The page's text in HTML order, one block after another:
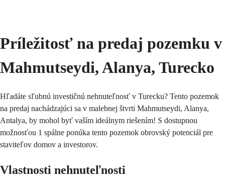
Príležitosť na predaj pozemku v
Mahmutseydi, Alanya, Turecko
Hľadáte sľubnú investičnú nehnuteľnosť v Turecku? Tento pozemok
na predaj nachádzajúci sa v malebnej štvrti Mahmutseydi, Alanya,
Antalya, by mohol byť vaším ideálnym riešením! S dostupnou
možnosťou 1 spálne ponúka tento pozemok obrovský potenciál pre
staviteľov domov a investorov.
Vlastnosti nehnuteľnosti